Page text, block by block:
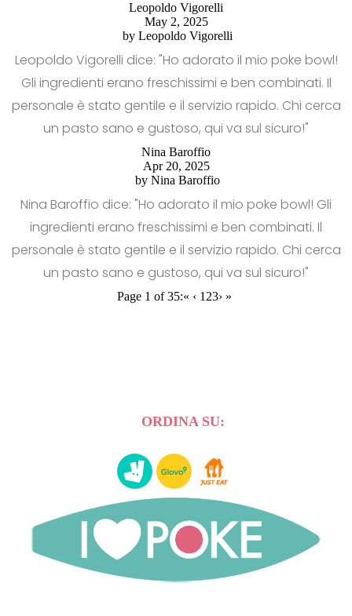
Leopoldo Vigorelli
May 2, 2025
by Leopoldo Vigorelli
Leopoldo Vigorelli dice: "Ho adorato il mio poke bowl!
Gli ingredienti erano freschissimi e ben combinati. Il
personale è stato gentile e il servizio rapido. Chi cerca
un pasto sano e gustoso, qui va sul sicuro!"
Nina Baroffio
Apr 20, 2025
by Nina Baroffio
Nina Baroffio dice: "Ho adorato il mio poke bowl! Gli
ingredienti erano freschissimi e ben combinati. Il
personale è stato gentile e il servizio rapido. Chi cerca
un pasto sano e gustoso, qui va sul sicuro!"
Page 1 of 35:« ‹ 1 23› »
ORDINA SU: